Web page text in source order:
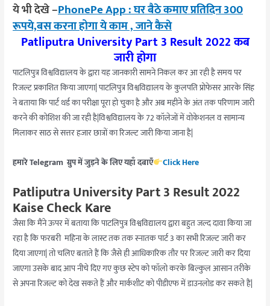
ये भी देखे –PhonePe App : घर बैठे कमाए प्रतिदिन 300
रूपये,बस करना होगा ये काम , जाने कैसे
Patliputra University Part 3 Result 2022 कब
जारी होगा
पाटलिपुत्र विश्वविद्यालय के द्वारा यह जानकारी सामने निकल कर आ रही है समय पर
रिजल्ट प्रकाशित किया जाएगा| पाटलिपुत्र विश्वविद्यालय के कुलपति प्रोफेसर आरके सिंह
ने बताया कि पार्ट थर्ड का परीक्षा पूरा हो चुका है और अब महीने के अंत तक परिणाम जारी
करने की कोशिश की जा रही है|विश्वविद्यालय के 72 कॉलेजों में वोकेशनल व सामान्य
मिलाकर साठ से सत्तर हजार छात्रों का रिजल्ट जारी किया जाना है|
हमारे Telegram ग्रुप में जुड़ने के लिए यहाँ दबाएँ Click Here
Patliputra University Part 3 Result 2022
Kaise Check Kare
जैसा कि मैंने ऊपर में बताया कि पाटलिपुत्र विश्वविद्यालय द्वारा बहुत जल्द दावा किया जा
रहा है कि फरबरी महिना के लास्ट तक तक स्नातक पार्ट 3 का सभी रिजल्ट जारी कर
दिया जाएगा| तो चलिए बताते हैं कि जैसे ही आधिकारिक तौर पर रिजल्ट जारी कर दिया
जाएगा उसके बाद आप नीचे दिए गए कुछ स्टेप को फॉलो करके बिल्कुल आसान तरीके
से अपना रिजल्ट को देख सकते हैं और मार्कशीट को पीडीएफ में डाउनलोड कर सकते हैं|